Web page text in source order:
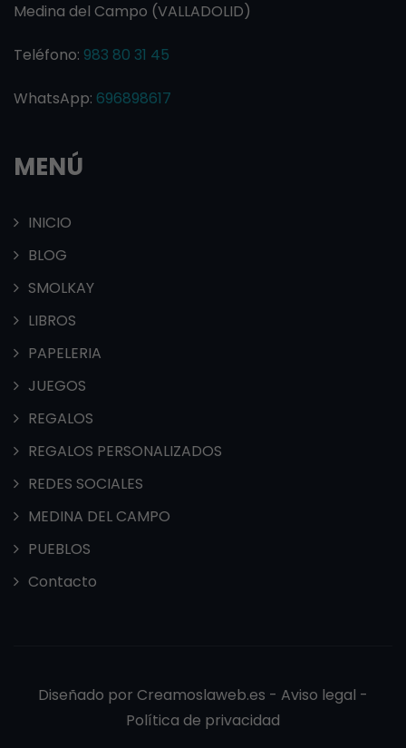
Medina del Campo (VALLADOLID)
Teléfono: 983 80 31 45
WhatsApp: 696898617
MENÚ
INICIO
BLOG
SMOLKAY
LIBROS
PAPELERIA
JUEGOS
REGALOS
REGALOS PERSONALIZADOS
REDES SOCIALES
MEDINA DEL CAMPO
PUEBLOS
Contacto
Diseñado por Creamoslaweb.es - Aviso legal -
Política de privacidad